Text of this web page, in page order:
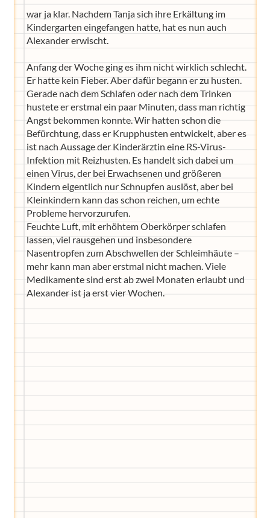
war ja klar. Nachdem Tanja sich ihre Erkältung im
Kindergarten eingefangen hatte, hat es nun auch
Alexander erwischt.
Anfang der Woche ging es ihm nicht wirklich schlecht.
Er hatte kein Fieber. Aber dafür begann er zu husten.
Gerade nach dem Schlafen oder nach dem Trinken
hustete er erstmal ein paar Minuten, dass man richtig
Angst bekommen konnte. Wir hatten schon die
Befürchtung, dass er Krupphusten entwickelt, aber es
ist nach Aussage der Kinderärztin eine RS-Virus-
Infektion mit Reizhusten. Es handelt sich dabei um
einen Virus, der bei Erwachsenen und größeren
Kindern eigentlich nur Schnupfen auslöst, aber bei
Kleinkindern kann das schon reichen, um echte
Probleme hervorzurufen.
Feuchte Luft, mit erhöhtem Oberkörper schlafen
lassen, viel rausgehen und insbesondere
Nasentropfen zum Abschwellen der Schleimhäute –
mehr kann man aber erstmal nicht machen. Viele
Medikamente sind erst ab zwei Monaten erlaubt und
Alexander ist ja erst vier Wochen.